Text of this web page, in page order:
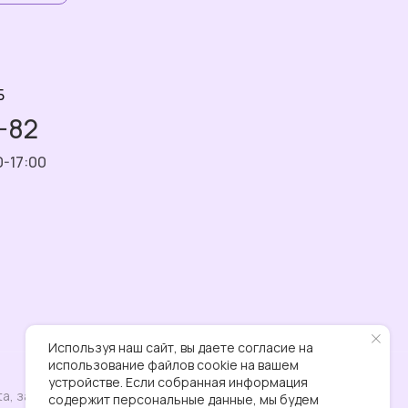
Используя наш сайт, вы даете согласие на
использование файлов cookie на вашем
устройстве. Если собранная информация
содержит персональные данные, мы будем
82
17:00
запрещен в РФ